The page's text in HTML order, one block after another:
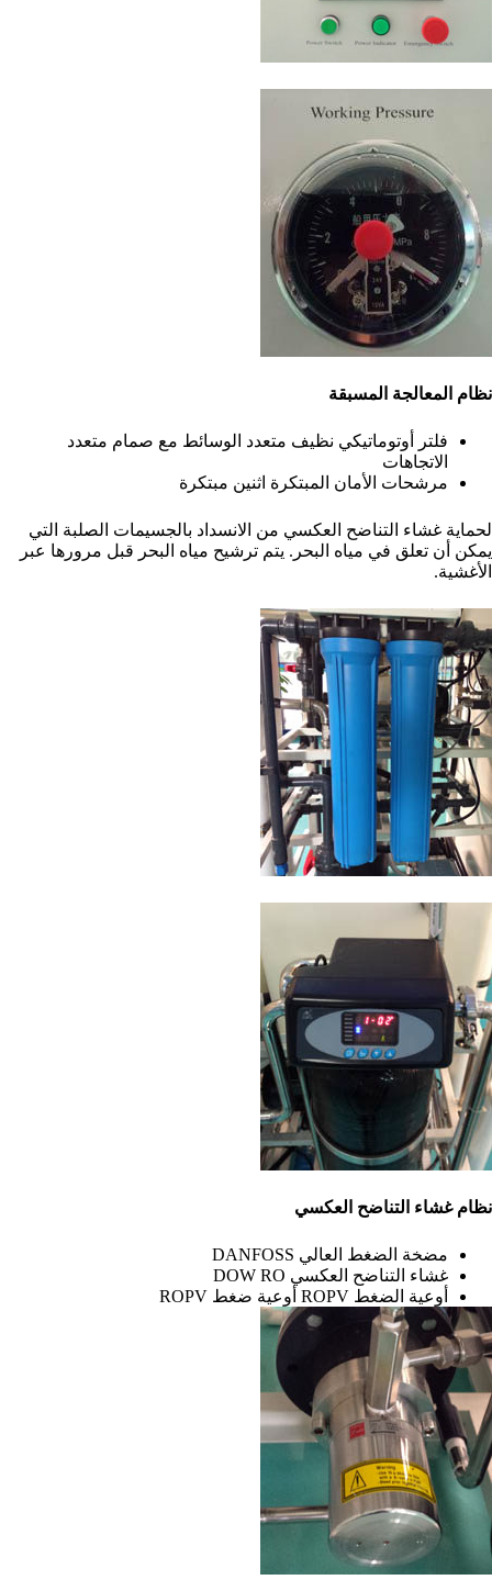
نظام المعالجة المسبقة
فلتر أوتوماتيكي نظيف متعدد الوسائط مع صمام متعدد
الاتجاهات
مرشحات الأمان المبتكرة اثنين مبتكرة
لحماية غشاء التناضح العكسي من الانسداد بالجسيمات الصلبة التي
يمكن أن تعلق في مياه البحر. يتم ترشيح مياه البحر قبل مرورها عبر
الأغشية.
نظام غشاء التناضح العكسي
مضخة الضغط العالي DANFOSS
غشاء التناضح العكسي DOW RO
أوعية الضغط ROPV أوعية ضغط ROPV